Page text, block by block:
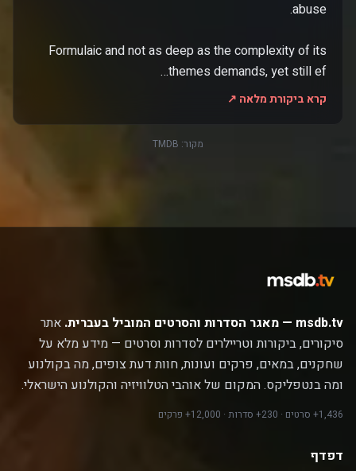
Formulaic and not as deep as the complexity of its
themes demands, yet still ef…
קרא ביקורת מלאה ↗
מקור: TMDB
msdb.tv — מאגר הסדרות והסרטים המוביל בעברית.
אתר
סיקורים, ביקורות וטריילרים לסדרות וסרטים — מידע מלא על
שחקנים, במאים, פרקים ועונות, חוות דעת צופים, מה בקולנוע
ומה בנטפליקס. המקום של אוהבי הטלוויזיה והקולנוע הישראלי.
1,436+ סרטים · 230+ סדרות · 12,000+ פרקים
דפדף